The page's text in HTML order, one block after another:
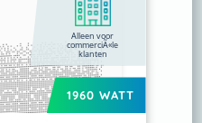
Alleen voor
commerciÃ«le
klanten
1960 WATT